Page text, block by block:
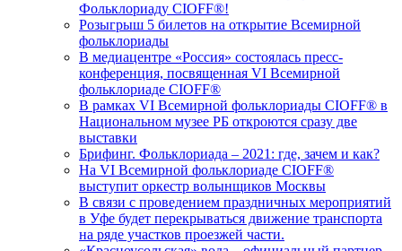
Фольклориаду CIOFF®️!
Розыгрыш 5 билетов на открытие Всемирной
фольклориады
В медиацентре «Россия» состоялась пресс-
конференция, посвященная VI Всемирной
фольклориаде CIOFF®️
В рамках VI Всемирной фольклориады CIOFF® в
Национальном музее РБ откроются сразу две
выставки
Брифинг. Фольклориада – 2021: где, зачем и как?
На VI Всемирной фольклориаде CIOFF®️
выступит оркестр волынщиков Москвы
В связи с проведением праздничных мероприятий
в Уфе будет перекрываться движение транспорта
на ряде участков проезжей части.